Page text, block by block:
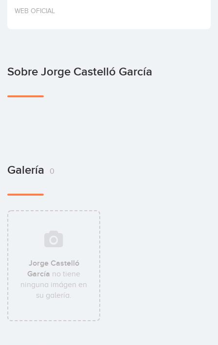
Invertir
WEB OFICIAL
Sobre Jorge Castelló García
Galería 0
Jorge Castelló
García no tiene
ninguna imágen en
su galería.